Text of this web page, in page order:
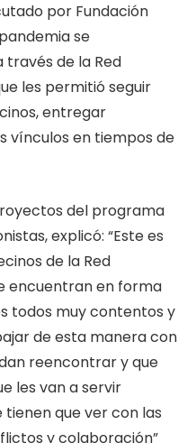
por Fundación
se
de la Red
les permitió seguir
entregar
vínculos en tiempos de
del programa
explicó: “Este es
de la Red
encuentran en forma
todos muy contentos y
de esta manera con
reencontrar y que
les van a servir
que ver con las
y colaboración”